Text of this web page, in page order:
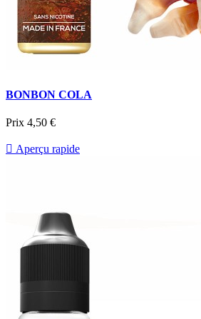
BONBON COLA
Prix 4,50 €
 Aperçu rapide